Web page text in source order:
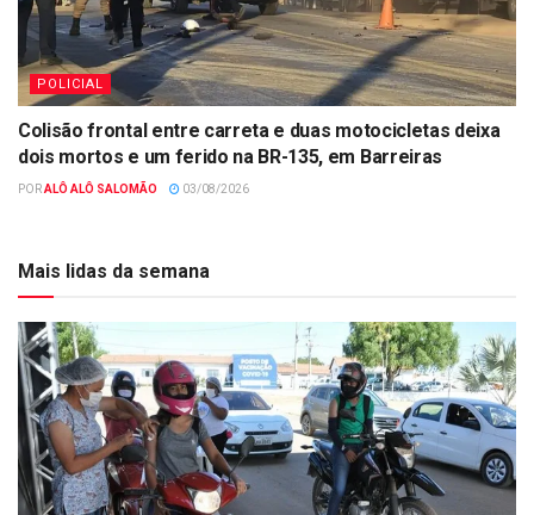
POLICIAL
Colisão frontal entre carreta e duas motocicletas deixa
dois mortos e um ferido na BR-135, em Barreiras
PORALÔ ALÔ SALOMÃO 03/08/2026
Mais lidas da semana